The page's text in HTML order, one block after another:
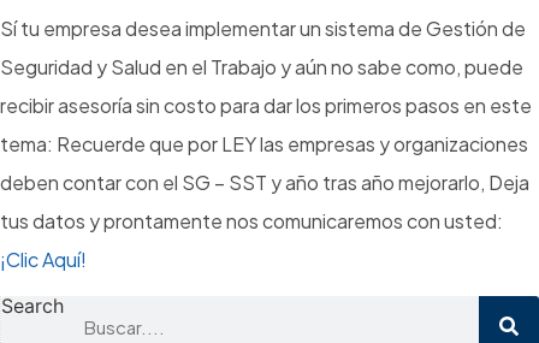
Sí tu empresa desea implementar un sistema de Gestión de
Seguridad y Salud en el Trabajo y aún no sabe como, puede
recibir asesoría sin costo para dar los primeros pasos en este
tema: Recuerde que por LEY las empresas y organizaciones
deben contar con el SG – SST y año tras año mejorarlo, Deja
tus datos y prontamente nos comunicaremos con usted:
¡Clic Aquí!
Search